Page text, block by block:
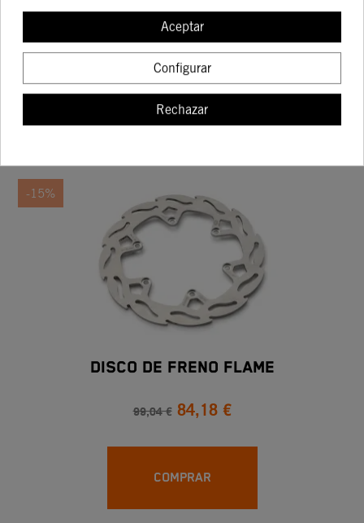
DISCO DE FRENO WAVE
99,04 € 84,18 €
COMPRAR
-15%
DISCO DE FRENO FLAME
99,04 € 84,18 €
COMPRAR
Aceptar
Configurar
Rechazar